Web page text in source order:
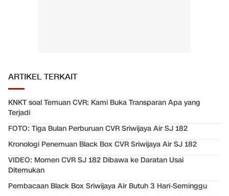
ARTIKEL TERKAIT
KNKT soal Temuan CVR: Kami Buka Transparan Apa yang
Terjadi
FOTO: Tiga Bulan Perburuan CVR Sriwijaya Air SJ 182
Kronologi Penemuan Black Box CVR Sriwijaya Air SJ 182
VIDEO: Momen CVR SJ 182 Dibawa ke Daratan Usai
Ditemukan
Pembacaan Black Box Sriwijaya Air Butuh 3 Hari-Seminggu